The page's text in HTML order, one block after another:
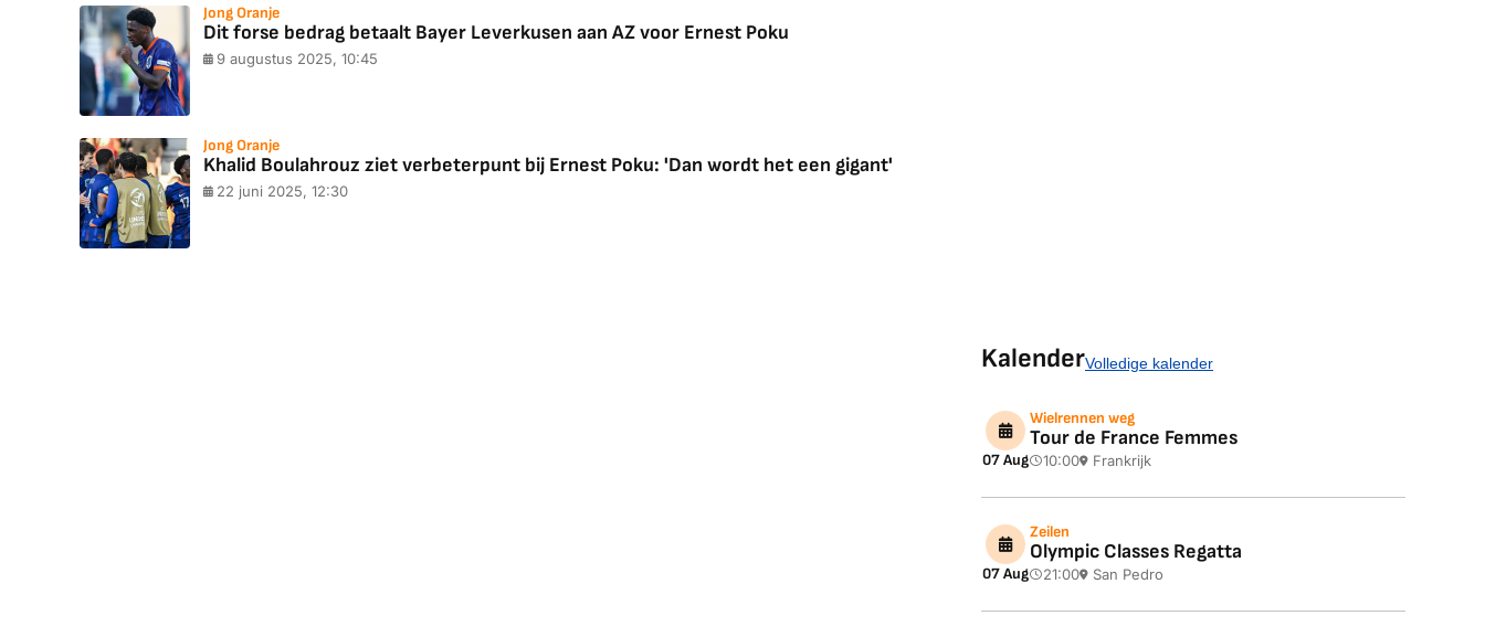
Jong Oranje
Dit forse bedrag betaalt Bayer Leverkusen aan AZ voor Ernest Poku
9 augustus 2025, 10:45
Jong Oranje
Khalid Boulahrouz ziet verbeterpunt bij Ernest Poku: 'Dan wordt het een gigant'
22 juni 2025, 12:30
KalenderVolledige kalender
07 Aug
Wielrennen weg
Tour de France Femmes
10:00 Frankrijk
07 Aug
Zeilen
Olympic Classes Regatta
21:00 San Pedro